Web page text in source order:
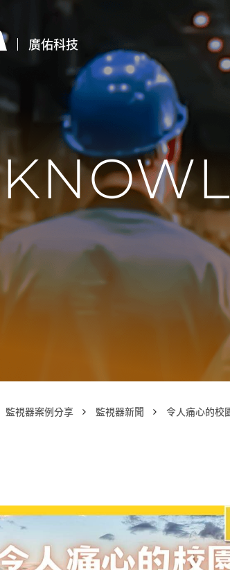
廣佑科技
監視器案例分享 監視器新聞 令人痛心的校